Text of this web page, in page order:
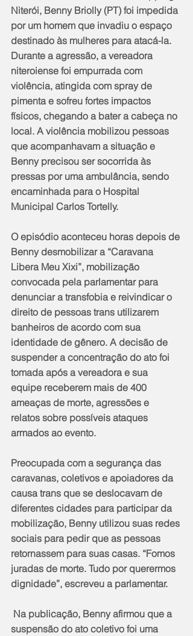
Niterói, Benny Briolly (PT) foi impedida
por um homem que invadiu o espaço
destinado às mulheres para atacá-la.
Durante a agressão, a vereadora
niteroiense foi empurrada com
violência, atingida com spray de
pimenta e sofreu fortes impactos
físicos, chegando a bater a cabeça no
local. A violência mobilizou pessoas
que acompanhavam a situação e
Benny precisou ser socorrida às
pressas por uma ambulância, sendo
encaminhada para o Hospital
Municipal Carlos Tortelly.
O episódio aconteceu horas depois de
Benny desmobilizar a “Caravana
Libera Meu Xixi”, mobilização
convocada pela parlamentar para
denunciar a transfobia e reivindicar o
direito de pessoas trans utilizarem
banheiros de acordo com sua
identidade de gênero. A decisão de
suspender a concentração do ato foi
tomada após a vereadora e sua
equipe receberem mais de 400
ameaças de morte, agressões e
relatos sobre possíveis ataques
armados ao evento.
Preocupada com a segurança das
caravanas, coletivos e apoiadores da
causa trans que se deslocavam de
diferentes cidades para participar da
mobilização, Benny utilizou suas redes
sociais para pedir que as pessoas
retornassem para suas casas. “Fomos
juradas de morte. Tudo por querermos
dignidade”, escreveu a parlamentar.
Na publicação, Benny afirmou que a
suspensão do ato coletivo foi uma